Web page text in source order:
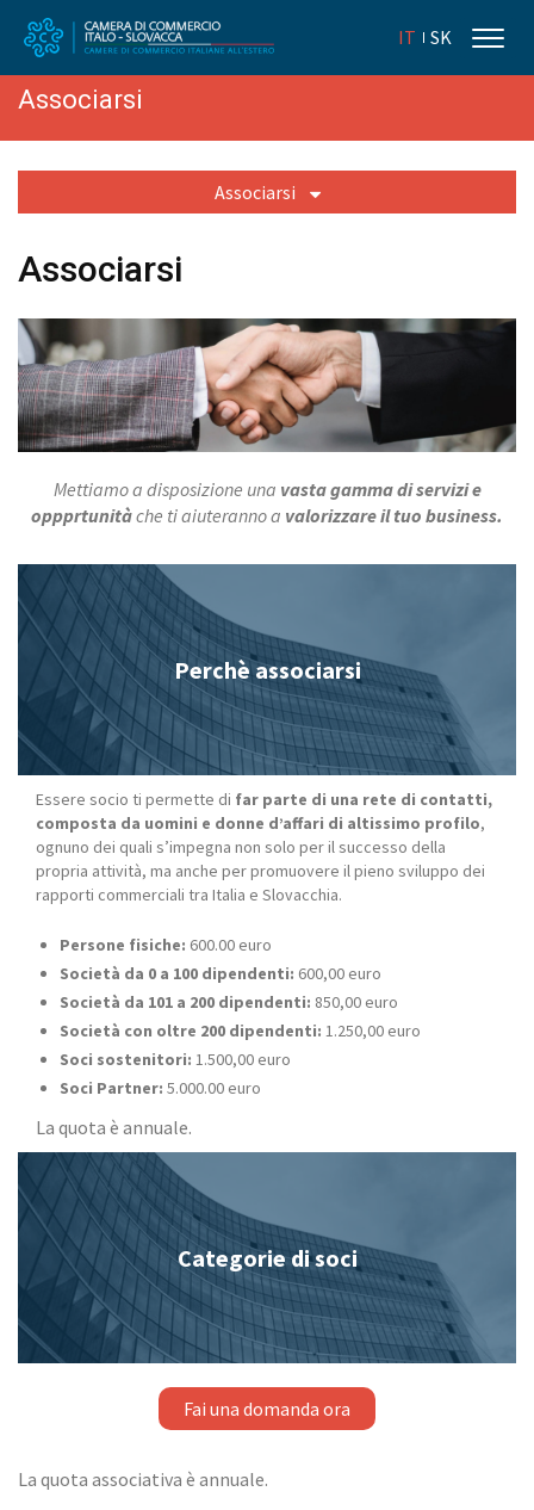
IT SK
Associarsi
Associarsi
Associarsi
Mettiamo a disposizione una vasta gamma di servizi e
oppprtunitàche ti aiuteranno a valorizzare il tuo business.
Perchè associarsi
Essere socio ti permette di far parte di una rete di contatti,
composta da uomini e donne d’affari di altissimo profilo,
ognuno dei quali s’impegna non solo per il successo della
propria attività, ma anche per promuovere il pieno sviluppo dei
rapporti commerciali tra Italia e Slovacchia.
Persone fisiche: 600.00 euro
Società da 0 a 100 dipendenti: 600,00 euro
Società da 101 a 200 dipendenti: 850,00 euro
Società con oltre 200 dipendenti: 1.250,00 euro
Soci sostenitori: 1.500,00 euro
Soci Partner: 5.000.00 euro
La quota è annuale.
Categorie di soci
Fai una domanda ora
La quota associativa è annuale.